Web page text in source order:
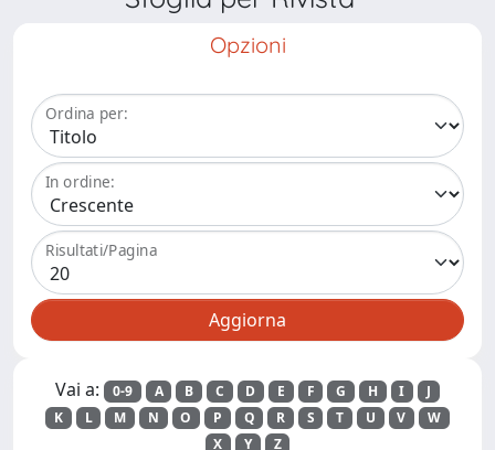
Opzioni
Ordina per:
In ordine:
Risultati/Pagina
Vai a: 0-9 A B C D E F G H I
J
K
L M N O P Q R S T U V
W
X
Y Z